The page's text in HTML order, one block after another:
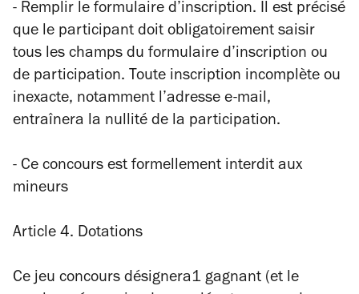
- Remplir le formulaire d’inscription. Il est précisé
que le participant doit obligatoirement saisir
tous les champs du formulaire d’inscription ou
de participation. Toute inscription incomplète ou
inexacte, notamment l’adresse e-mail,
entraînera la nullité de la participation.
- Ce concours est formellement interdit aux
mineurs
Article 4. Dotations
Ce jeu concours désignera1 gagnant (et le